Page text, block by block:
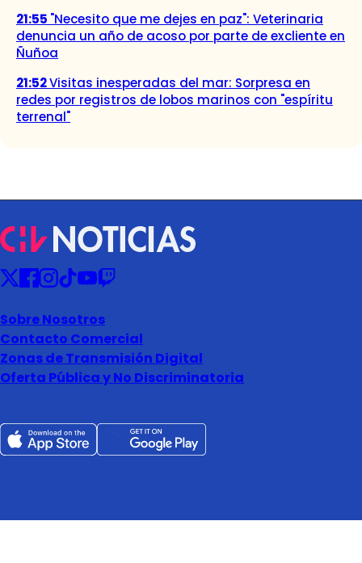
21:55 "Necesito que me dejes en paz": Veterinaria
denuncia un año de acoso por parte de excliente en
Ñuñoa
21:52Visitas inesperadas del mar: Sorpresa en
redes por registros de lobos marinos con "espíritu
terrenal"
Sobre Nosotros
Contacto Comercial
Zonas de Transmisión Digital
Oferta Pública y No Discriminatoria